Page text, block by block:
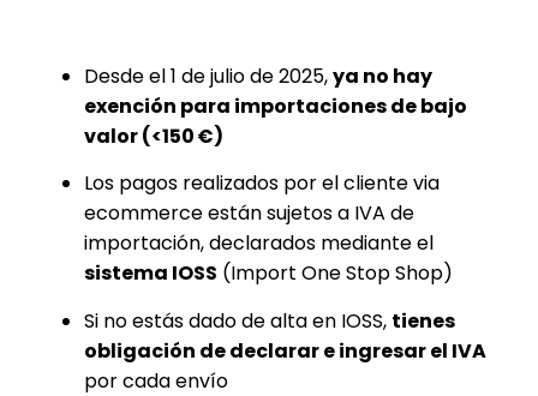
Desde el 1 de julio de 2025,ya no hay
exención para importaciones de bajo
valor (<150 €)
Los pagos realizados por el cliente via
ecommerce están sujetos a IVA de
importación, declarados mediante el
sistema IOSS (Import One Stop Shop)
Si no estás dado de alta en IOSS, tienes
obligación de declarar e ingresar el IVA
por cada envío